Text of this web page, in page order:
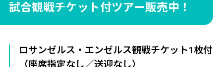
試合観戦チケット付ツアー販売中！
ロサンゼルス・エンゼルス観戦チケット1枚付
（座席指定なし／送迎なし）